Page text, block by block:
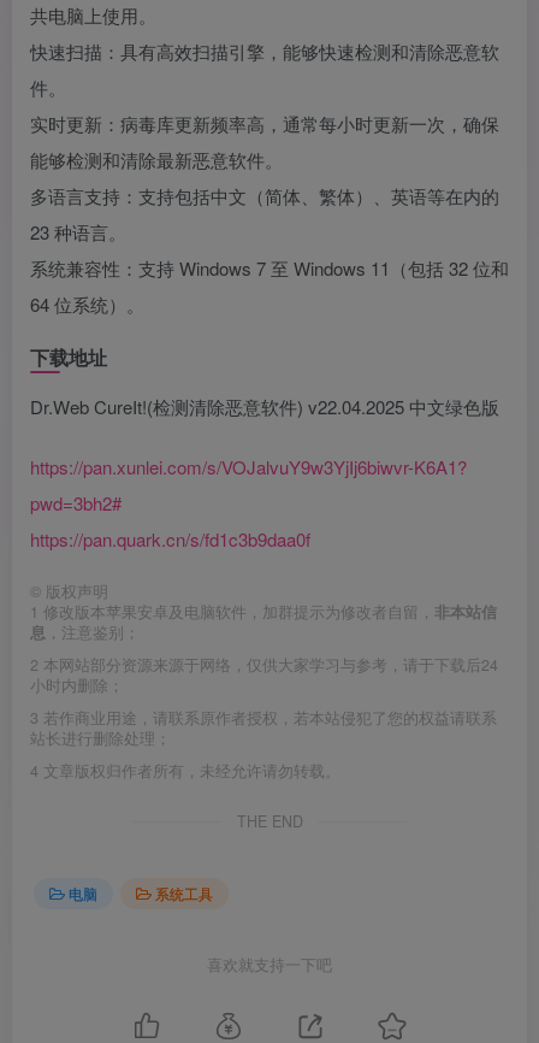
共电脑上使用。
快速扫描：具有高效扫描引擎，能够快速检测和清除恶意软
件。
实时更新：病毒库更新频率高，通常每小时更新一次，确保
能够检测和清除最新恶意软件。
多语言支持：支持包括中文（简体、繁体）、英语等在内的
23 种语言。
系统兼容性：支持 Windows 7 至 Windows 11（包括 32 位和
64 位系统）。
下载地址
Dr.Web CureIt!(检测清除恶意软件) v22.04.2025 中文绿色版
https://pan.xunlei.com/s/VOJalvuY9w3YjIj6biwvr-K6A1?
pwd=3bh2#
https://pan.quark.cn/s/fd1c3b9daa0f
© 版权声明
1 修改版本苹果安卓及电脑软件，加群提示为修改者自留， 非本站信
息 ，注意鉴别；
2 本网站部分资源来源于网络，仅供大家学习与参考，请于下载后24
小时内删除；
3 若作商业用途，请联系原作者授权，若本站侵犯了您的权益请联系
站长进行删除处理；
4 文章版权归作者所有，未经允许请勿转载。
THE END
电脑 系统工具
喜欢就支持一下吧